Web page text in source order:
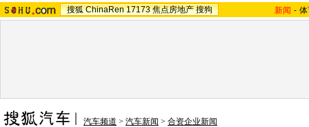
搜狐 ChinaRen 17173 焦点房地产 搜狗 新闻 -
汽车频道 > 汽车新闻 > 合资企业新闻